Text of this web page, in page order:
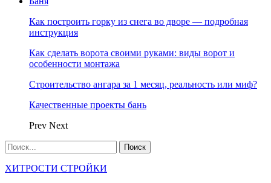
Как построить горку из снега во дворе — подробная
инструкция
Как сделать ворота своими руками: виды ворот и
особенности монтажа
Строительство ангара за 1 месяц, реальность или миф?
Качественные проекты бань
Prev Next
ХИТРОСТИ СТРОЙКИ